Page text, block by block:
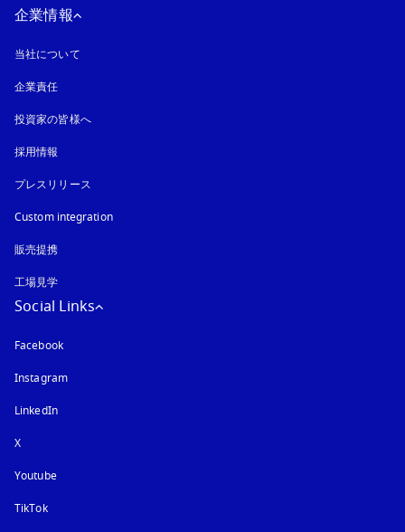
企業情報
当社について
企業責任
投資家の皆様へ
採用情報
プレスリリース
Custom integration
販売提携
工場見学
Social Links
Facebook
Instagram新しいタブに表示されます
LinkedIn
X
Youtube新しいタブに表示されます
TikTok